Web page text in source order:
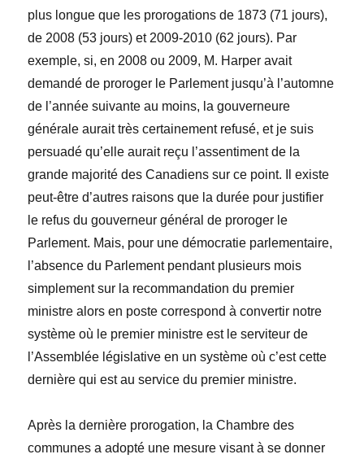
plus longue que les prorogations de 1873 (71 jours),
de 2008 (53 jours) et 2009-2010 (62 jours). Par
exemple, si, en 2008 ou 2009, M. Harper avait
demandé de proroger le Parlement jusqu’à l’automne
de l’année suivante au moins, la gouverneure
générale aurait très certainement refusé, et je suis
persuadé qu’elle aurait reçu l’assentiment de la
grande majorité des Canadiens sur ce point. Il existe
peut-être d’autres raisons que la durée pour justifier
le refus du gouverneur général de proroger le
Parlement. Mais, pour une démocratie parlementaire,
l’absence du Parlement pendant plusieurs mois
simplement sur la recommandation du premier
ministre alors en poste correspond à convertir notre
système où le premier ministre est le serviteur de
l’Assemblée législative en un système où c’est cette
dernière qui est au service du premier ministre.
Après la dernière prorogation, la Chambre des
communes a adopté une mesure visant à se donner